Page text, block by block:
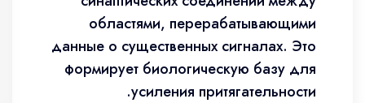
областями, перерабатывающими
данные о существенных сигналах. Это
формирует биологическую базу для
усиления притягательности.